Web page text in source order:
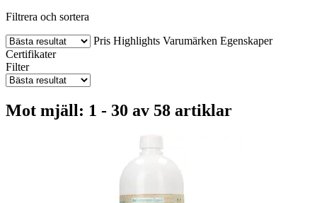
Filtrera och sortera
Pris Highlights Varumärken Egenskaper
Certifikater
Filter
Mot mjäll: 1 - 30 av 58 artiklar